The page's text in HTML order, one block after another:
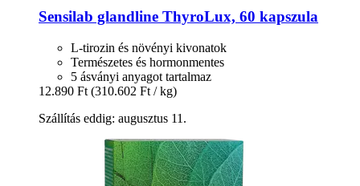
Sensilab glandline ThyroLux, 60 kapszula
L-tirozin és növényi kivonatok
Természetes és hormonmentes
5 ásványi anyagot tartalmaz
12.890 Ft (310.602 Ft / kg)
Szállítás eddig: augusztus 11.